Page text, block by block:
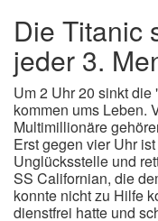
Die Titanic
jeder 3.
Um 2 Uhr 20 sinkt
kommen ums Leben.
Multimillionäre
Erst gegen vier Uhr
Unglücksstelle und
SS Californian, die
konnte nicht zu Hilfe
dienstfrei hatte und